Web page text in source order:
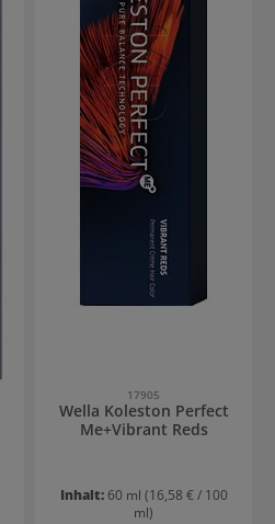
17905
Wella Koleston Perfect
Me+Vibrant Reds
Inhalt: 60 ml (16,58 € / 100
ml)